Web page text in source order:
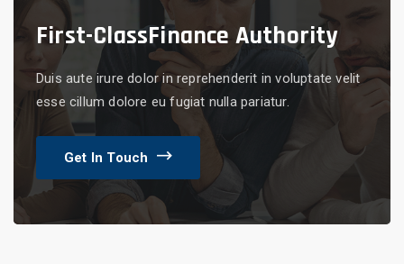
First-ClassFinance Authority
Duis aute irure dolor in reprehenderit in voluptate velit
esse cillum dolore eu fugiat nulla pariatur.
Get In Touch